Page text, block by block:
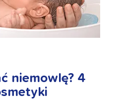
niemowlę? 4